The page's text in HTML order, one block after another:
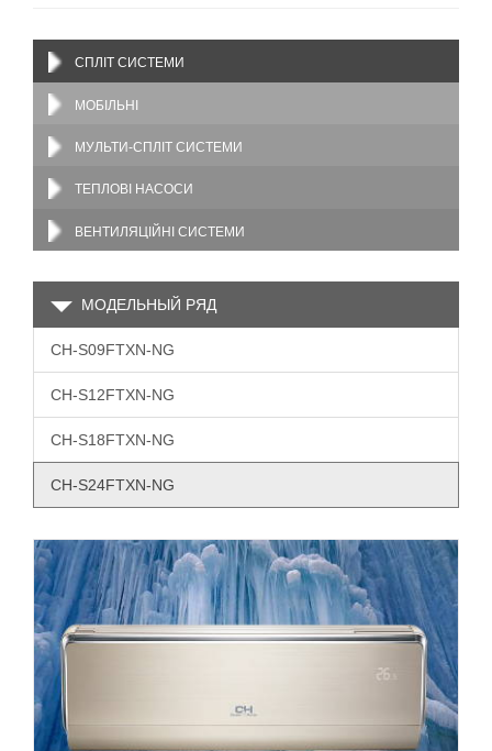
СПЛІТ СИСТЕМИ
МОБІЛЬНІ
МУЛЬТИ-СПЛІТ СИСТЕМИ
ТЕПЛОВІ НАСОСИ
ВЕНТИЛЯЦІЙНІ СИСТЕМИ
МОДЕЛЬНЫЙ РЯД
CH-S09FTXN-NG
CH-S12FTXN-NG
CH-S18FTXN-NG
CH-S24FTXN-NG